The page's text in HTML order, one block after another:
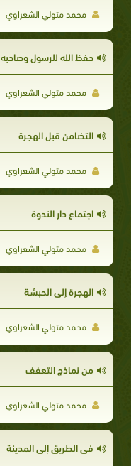
محمد متولي الشعراوي
حفظ الله للرسول وصاحبه
محمد متولي الشعراوي
التضامن قبل الهجرة
محمد متولي الشعراوي
اجتماع دار الندوة
محمد متولي الشعراوي
الهجرة إلى الحبشة
محمد متولي الشعراوي
من نماذج التعفف
محمد متولي الشعراوي
فى الطريق إلى المدينة